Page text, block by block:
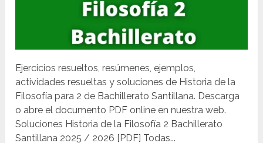
Ejercicios resueltos, resúmenes, ejemplos,
actividades resueltas y soluciones de Historia de la
Filosofía para 2 de Bachillerato Santillana. Descarga
o abre el documento PDF online en nuestra web.
Soluciones Historia de la Filosofía 2 Bachillerato
Santillana 2025 / 2026 [PDF] Todas...